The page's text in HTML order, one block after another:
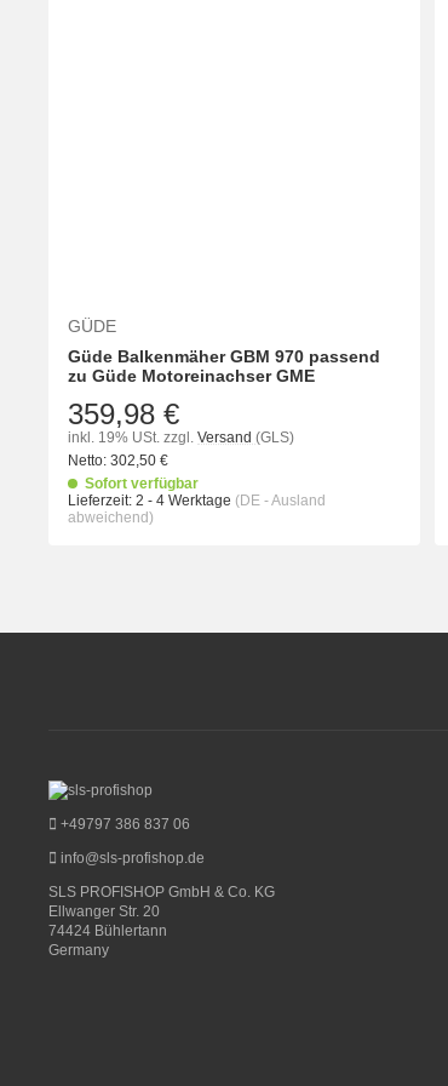
GÜDE
Güde Balkenmäher GBM 970 passend
zu Güde Motoreinachser GME
359,98 €
inkl. 19% USt. zzgl. Versand (GLS)
Netto: 302,50 €
Sofort verfügbar
Lieferzeit: 2 - 4 Werktage (DE - Ausland
abweichend)
+49797 386 837 06
info@sls-profishop.de
SLS PROFISHOP GmbH & Co. KG
Ellwanger Str. 20
74424 Bühlertann
Germany